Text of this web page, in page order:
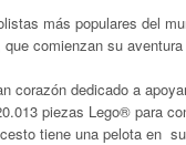
más populares del
comienzan su
corazón dedicado a
piezas Lego® para
tiene una pelota en